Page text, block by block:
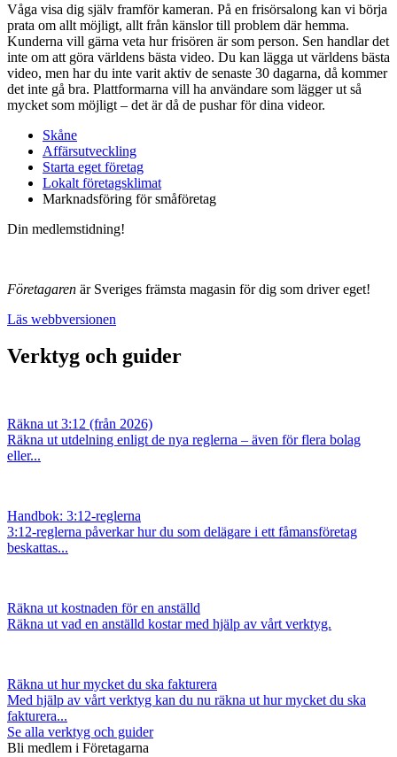
Våga visa dig själv framför kameran. På en frisörsalong kan vi börja
prata om allt möjligt, allt från känslor till problem där hemma.
Kunderna vill gärna veta hur frisören är som person. Sen handlar det
inte om att göra världens bästa video. Du kan lägga ut världens bästa
video, men har du inte varit aktiv de senaste 30 dagarna, då kommer
det inte gå bra. Plattformarna vill ha användare som lägger ut så
mycket som möjligt – det är då de pushar för dina videor.
Skåne
Affärsutveckling
Starta eget företag
Lokalt företagsklimat
Marknadsföring för småföretag
Din medlemstidning!
Företagaren är Sveriges främsta magasin för dig som driver eget!
Läs webbversionen
Verktyg och guider
Räkna ut 3:12 (från 2026)
Räkna ut utdelning enligt de nya reglerna – även för flera bolag
eller...
Handbok: 3:12-reglerna
3:12-reglerna påverkar hur du som delägare i ett fåmansföretag
beskattas...
Räkna ut kostnaden för en anställd
Räkna ut vad en anställd kostar med hjälp av vårt verktyg.
Räkna ut hur mycket du ska fakturera
Med hjälp av vårt verktyg kan du nu räkna ut hur mycket du ska
fakturera...
Se alla verktyg och guider
Bli medlem i Företagarna